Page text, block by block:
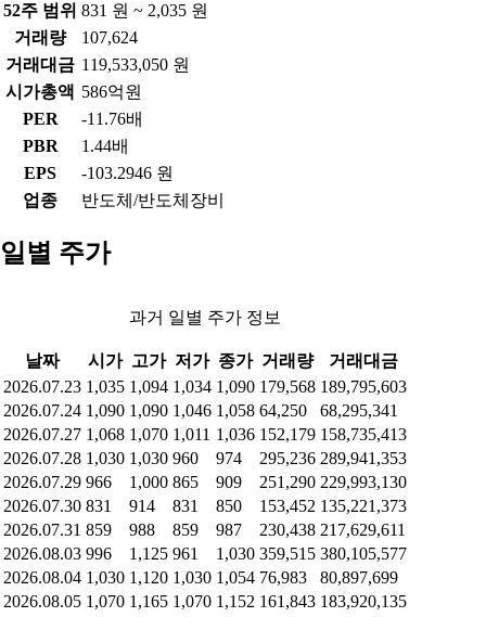
52주 범위 831 원 ~ 2,035 원
거래량
107,624
거래대금 119,533,050 원
시가총액 586억원
PER
-11.76배
PBR
1.44배
EPS
-103.2946 원
업종
반도체/반도체장비
일별 주가
과거 일별 주가 정보
날짜 시가 고가 저가 종가 거래량
거래대금
2026.07.23 1,035 1,094 1,034 1,090 179,568 189,795,603
2026.07.24 1,090 1,090 1,046 1,058 64,250
68,295,341
2026.07.27 1,068 1,070 1,011 1,036 152,179 158,735,413
2026.07.28 1,030 1,030 960 974 295,236 289,941,353
2026.07.29 966 1,000 865 909 251,290 229,993,130
2026.07.30 831 914 831 850 153,452 135,221,373
2026.07.31 859 988 859 987 230,438 217,629,611
2026.08.03 996 1,125 961 1,030 359,515 380,105,577
2026.08.04 1,030 1,120 1,030 1,054 76,983
80,897,699
2026.08.05 1,070 1,165 1,070 1,152 161,843 183,920,135